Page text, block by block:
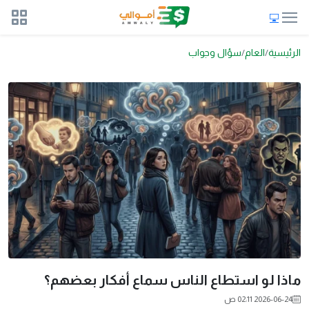
الرئيسية العام سؤال وجواب
ماذا لو استطاع الناس سماع أفكار بعضهم؟
2026-06-24 02:11 ص